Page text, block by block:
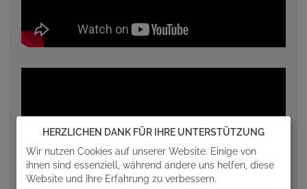
HERZLICHEN DANK FÜR IHRE UNTERSTÜTZUNG
Wir nutzen Cookies auf unserer Website. Einige von
ihnen sind essenziell, während andere uns helfen, diese
Website und Ihre Erfahrung zu verbessern.